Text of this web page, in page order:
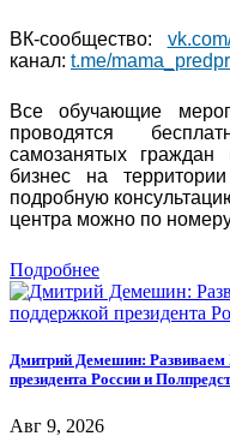
ВК-сообщество:
канал: t.me/
Все обучающие
проводятся
самозанятых
бизнес на
подробную
центра можно по
Подробнее
Дмитрий Демешин: Развиваем
президента России и
Авг 9, 2026